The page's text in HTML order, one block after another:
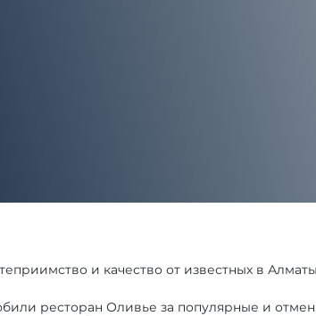
и качество от известных в
ресторан Оливье за популярные и